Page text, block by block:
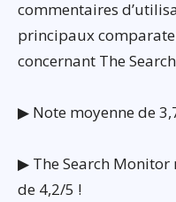
commentaires
principaux
concernant The
▶ Note moyenne de
▶ The Search Monitor
de 4,2/5 !